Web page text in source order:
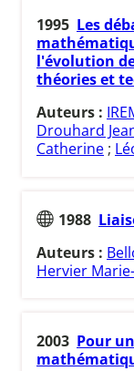
1995 Les
l'évolution
théories et
Auteurs :
Drouhard
Catherine ;
1988
Auteurs :
Hervier
2003 Pour